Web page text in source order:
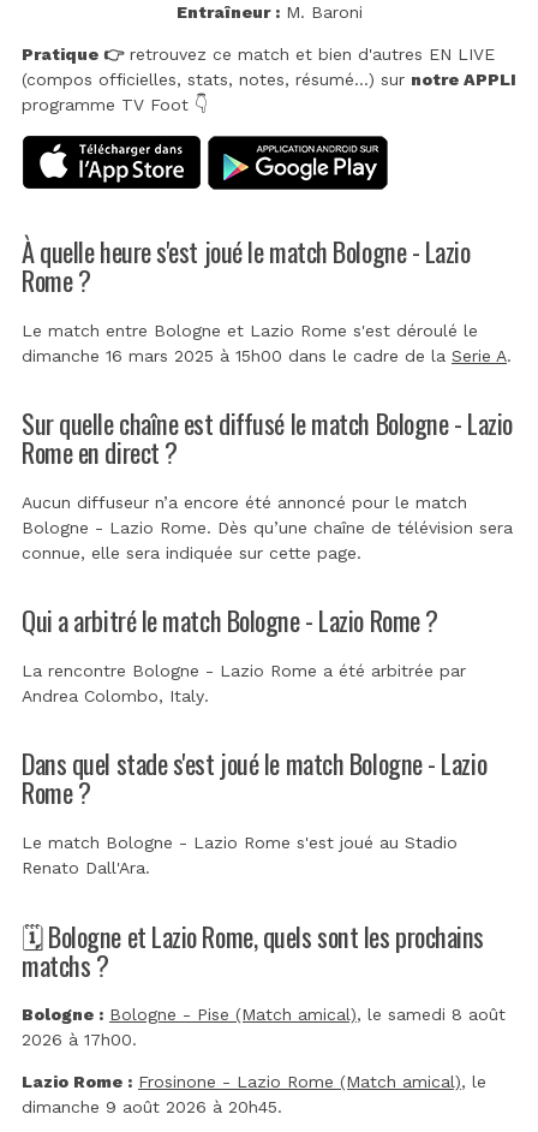
Entraîneur :M. Baroni
Pratique 👉retrouvez ce match et bien d'autres EN LIVE
(compos officielles, stats, notes, résumé...) sur notre APPLI
programme TV Foot 👇
À quelle heure s'est joué le match Bologne - Lazio
Rome ?
Le match entre Bologne et Lazio Rome s'est déroulé le
dimanche 16 mars 2025 à 15h00 dans le cadre de la Serie A.
Sur quelle chaîne est diffusé le match Bologne - Lazio
Rome en direct ?
Aucun diffuseur n’a encore été annoncé pour le match
Bologne - Lazio Rome. Dès qu’une chaîne de télévision sera
connue, elle sera indiquée sur cette page.
Qui a arbitré le match Bologne - Lazio Rome ?
La rencontre Bologne - Lazio Rome a été arbitrée par
Andrea Colombo, Italy.
Dans quel stade s'est joué le match Bologne - Lazio
Rome ?
Le match Bologne - Lazio Rome s'est joué au Stadio
Renato Dall'Ara.
🗓️ Bologne et Lazio Rome, quels sont les prochains
matchs ?
Bologne : Bologne - Pise (Match amical), le samedi 8 août
2026 à 17h00.
Lazio Rome : Frosinone - Lazio Rome (Match amical), le
dimanche 9 août 2026 à 20h45.